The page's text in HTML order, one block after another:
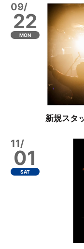
09/
22
MON
新規スタ
11/
01
SAT